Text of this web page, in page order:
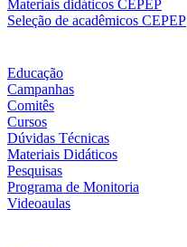
Materiais didáticos CEPEP
Seleção de acadêmicos CEPEP
Educação
Campanhas
Comitês
Cursos
Dúvidas Técnicas
Materiais Didáticos
Pesquisas
Programa de Monitoria
Videoaulas